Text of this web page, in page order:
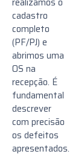
cadastro
completo
(PF/PJ) e
abrimos uma
OS na
recepção. É
fundamental
descrever
com precisão
os defeitos
apresentados.